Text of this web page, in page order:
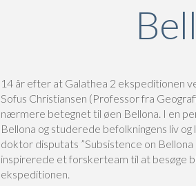
14 år efter at Galathea 2 ekspeditionen
Sofus Christiansen (Professor fra
nærmere betegnet til øen Bellona. I en
Bellona og studerede befolkningens liv
doktor disputats ”Subsistence on
inspirerede et forskerteam til at besøge
ekspeditionen.